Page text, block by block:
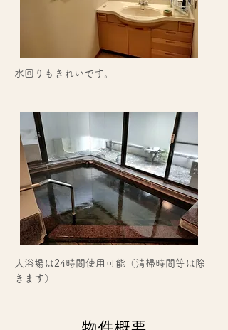
水回りもきれいです。
大浴場は24時間使用可能（清掃時間等は除
きます）